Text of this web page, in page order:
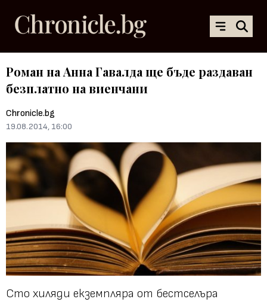
Роман на Анна Гавалда ще бъде раздаван
безплатно на виенчани
Chronicle.bg
19.08.2014, 16:00
Сто хиляди екземпляра от бестселъра